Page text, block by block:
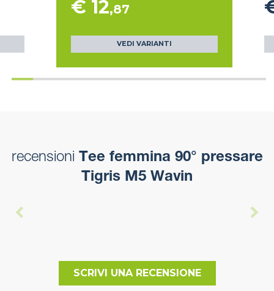
€ 12,87
VEDI VARIANTI
recensioni Tee femmina 90° pressare
Tigris M5 Wavin
SCRIVI UNA RECENSIONE